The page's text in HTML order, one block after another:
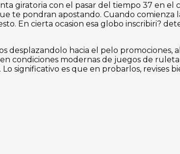
giratoria con el pasar del tiempo 37 en el
te pondran apostando. Cuando comienza
En cierta ocasion esa globo inscribiri?
desplazandolo hacia el pelo promociones,
condiciones modernas de juegos de
significativo es que en probarlos, revises